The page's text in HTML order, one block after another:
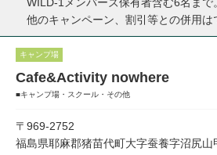
他のキャンペーン、割引等との併用は
キャンプ場
Cafe&Activity nowhere
■キャンプ場・スクール・その他
〒969-2752
福島県耶麻郡猪苗代町大字蚕養字沼尻山